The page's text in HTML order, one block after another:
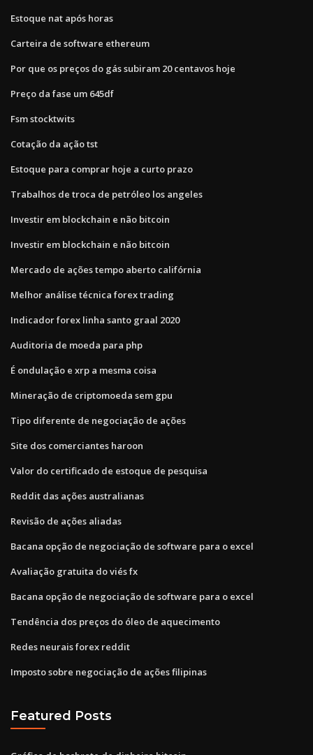
Estoque nat após horas
Carteira de software ethereum
Por que os preços do gás subiram 20 centavos hoje
Preço da fase um 645df
Fsm stocktwits
Cotação da ação tst
Estoque para comprar hoje a curto prazo
Trabalhos de troca de petróleo los angeles
Investir em blockchain e não bitcoin
Investir em blockchain e não bitcoin
Mercado de ações tempo aberto califórnia
Melhor análise técnica forex trading
Indicador forex linha santo graal 2020
Auditoria de moeda para php
É ondulação e xrp a mesma coisa
Mineração de criptomoeda sem gpu
Tipo diferente de negociação de ações
Site dos comerciantes haroon
Valor do certificado de estoque de pesquisa
Reddit das ações australianas
Revisão de ações aliadas
Bacana opção de negociação de software para o excel
Avaliação gratuita do viés fx
Bacana opção de negociação de software para o excel
Tendência dos preços do óleo de aquecimento
Redes neurais forex reddit
Imposto sobre negociação de ações filipinas
Featured Posts